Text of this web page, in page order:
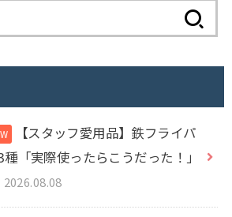
索
【スタッフ愛用品】鉄フライパ
種「実際使ったらこうだった！」
2026.08.08